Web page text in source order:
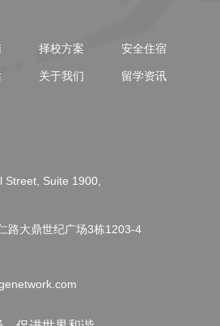
择校方案 安全住宿
关于我们 留学资讯
Street, Suite 1900,
路大鼎世纪广场3栋1203-4